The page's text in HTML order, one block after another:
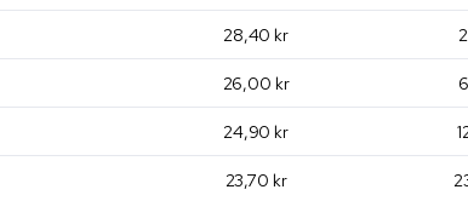
28,40 kr
26,00 kr
24,90 kr
23,70 kr